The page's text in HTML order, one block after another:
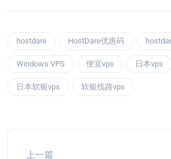
hostdare HostDare优惠码
Windows VPS 便宜vps 日本vps
日本软银vps 软银线路vps
上一篇